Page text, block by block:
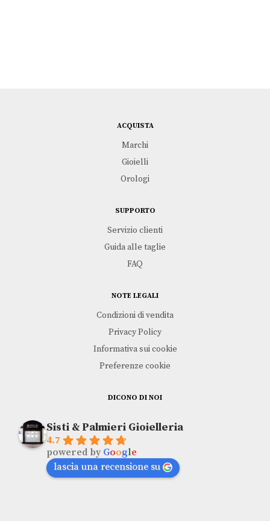
ACQUISTA
Marchi
Gioielli
Orologi
SUPPORTO
Servizio clienti
Guida alle taglie
FAQ
NOTE LEGALI
Condizioni di vendita
Privacy Policy
Informativa sui cookie
Preferenze cookie
DICONO DI NOI
Sisti & Palmieri Gioielleria
4.7
powered by Google
lascia una recensione su